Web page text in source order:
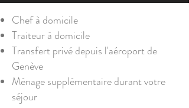
Chef à domicile
Traiteur à domicile
Transfert privé depuis l'aéroport de
Genève
Ménage supplémentaire durant votre
séjour